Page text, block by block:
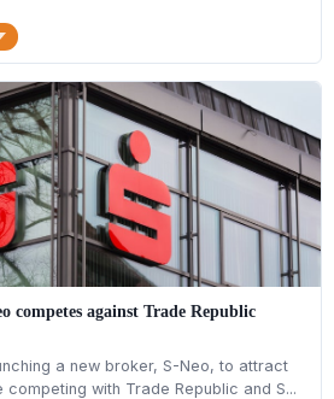
competes against Trade Republic
a new broker, S-Neo, to attract
with Trade Republic and S...